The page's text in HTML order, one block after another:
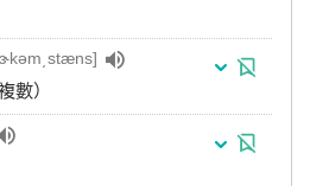
數）